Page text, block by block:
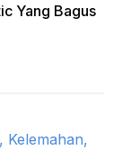
Yang Bagus
Kelemahan,